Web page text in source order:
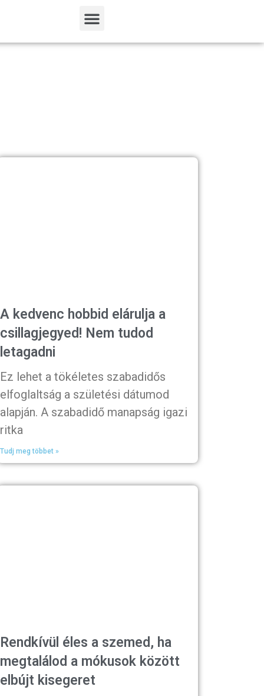
A kedvenc hobbid elárulja a
csillagjegyed! Nem tudod
letagadni
Ez lehet a tökéletes szabadidős
elfoglaltság a születési dátumod
alapján. A szabadidő manapság igazi
ritka
Tudj meg többet »
Rendkívül éles a szemed, ha
megtalálod a mókusok között
elbújt kisegeret